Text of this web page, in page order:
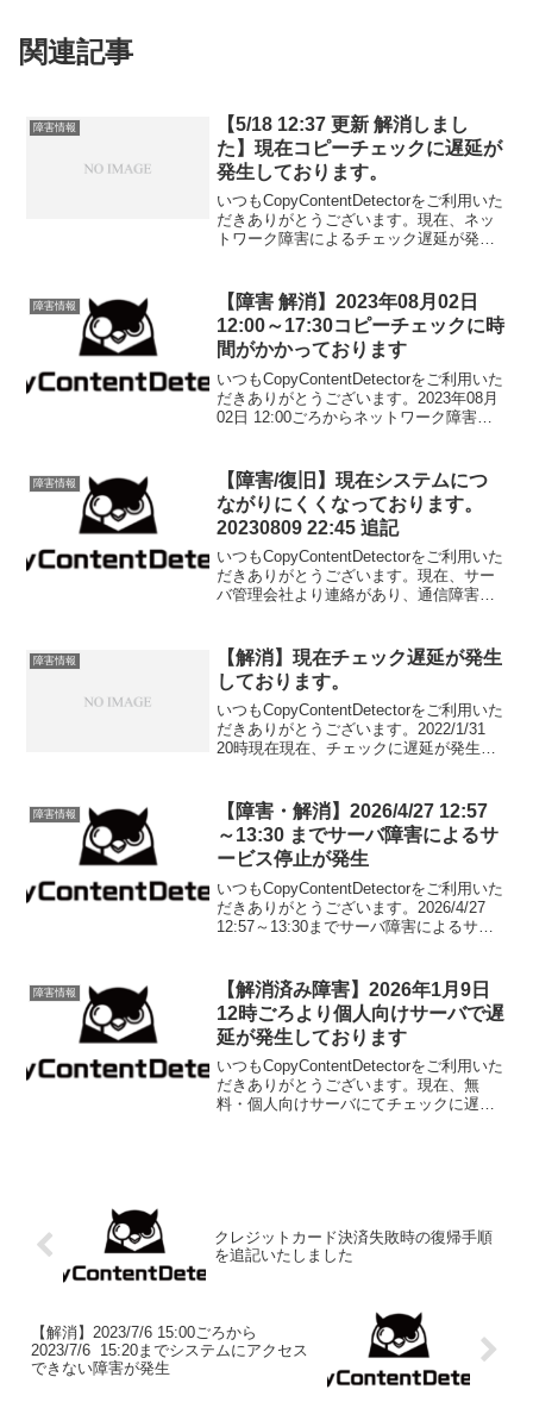
関連記事
障害情報
【5/18 12:37 更新 解消しまし
た】現在コピーチェックに遅延が
発生しております。
いつもCopyContentDetectorをご利用いた
だきありがとうございます。現在、ネッ
トワーク障害によるチェック遅延が発生
バ管理会社に調査の依頼を...
障害情報
【障害 解消】2023年08月02日
12:00～17:30コピーチェックに時
間がかかっております
いつもCopyContentDetectorをご利用いた
だきありがとうございます。2023年08月
02日 12:00ごろからネットワーク障害で
へ確認しております。※8/...
障害情報
【障害/復旧】現在システムにつ
ながりにくくなっております。
20230809 22:45 追記
いつもCopyContentDetectorをご利用いた
だきありがとうございます。現在、サー
バ管理会社より連絡があり、通信障害が
す。復旧まで今しばらくお待ちくださ
い。２...
障害情報
【解消】現在チェック遅延が発生
しております。
いつもCopyContentDetectorをご利用いた
だきありがとうございます。2022/1/31
20時現在現在、チェックに遅延が発生し
信障害です。復...
障害情報
【障害・解消】2026/4/27 12:57
～13:30 までサーバ障害によるサ
ービス停止が発生
いつもCopyContentDetectorをご利用いた
だきありがとうございます。2026/4/27
12:57～13:30までサーバ障害によるサー
によるサーバ障害が発生...
障害情報
【解消済み障害】2026年1月9日
12時ごろより個人向けサーバで遅
延が発生しております
いつもCopyContentDetectorをご利用いた
だきありがとうございます。現在、無
料・個人向けサーバにてチェックに遅延
クレジットカード決済失敗時の復帰手順
を追記いたしました
【解消】2023/7/6 15:00ごろから
2023/7/6 15:20までシステムにアクセス
できない障害が発生